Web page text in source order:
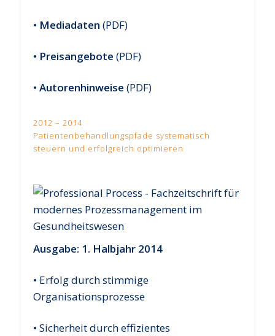
• Mediadaten (PDF)
• Preisangebote (PDF)
• Autorenhinweise (PDF)
2012 – 2014
Patientenbehandlungspfade systematisch
steuern und erfolgreich optimieren
Ausgabe: 1. Halbjahr 2014
• Erfolg durch stimmige
Organisationsprozesse
• Sicherheit durch effizientes